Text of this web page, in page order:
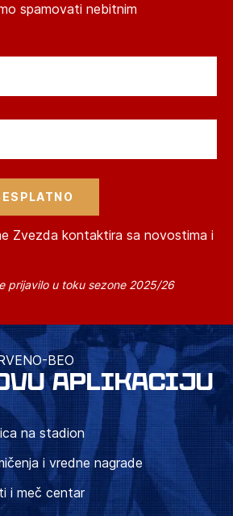
spamovati nebitnim
Zvezda kontaktira sa novostima i
prijavilo u toku sezone 2025/26
BEO
APLIKACIJU
na stadion
i vredne nagrade
i meč centar